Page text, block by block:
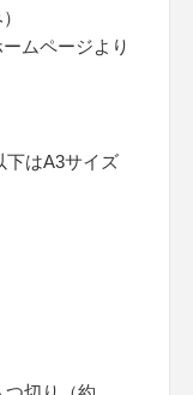
ムページより
はA3サイズ